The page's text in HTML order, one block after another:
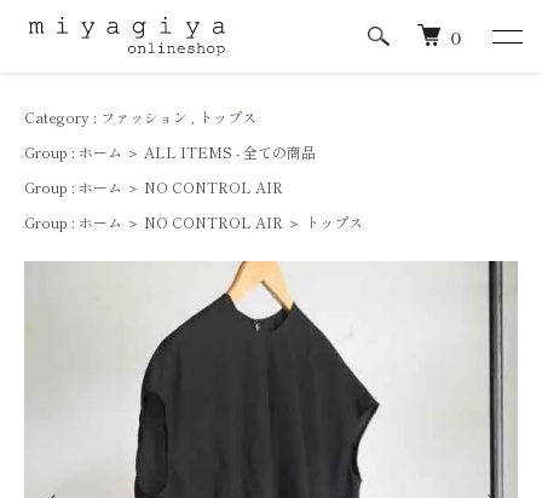
0
Category : ファッション
トップス
Group : ホーム ＞ ALL ITEMS - 全ての商品
Group : ホーム ＞ NO CONTROL AIR
Group : ホーム ＞ NO CONTROL AIR ＞ トップス